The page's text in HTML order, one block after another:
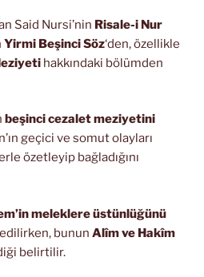
Said Nursi’nin Risale-i Nur
Yirmi Beşinci Söz‘den, özellikle
hakkındaki bölümden
beşinci cezalet meziyetini
geçici ve somut olayları
özetleyip bağladığını
meleklere üstünlüğünü
bunun Alîm ve Hakîm
belirtilir.